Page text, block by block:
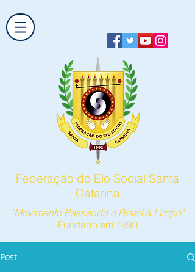
Federação do Elo Social Santa
Catarina
"Movimento Passando o Brasil a Limpo"
Fundado em 1990
Post